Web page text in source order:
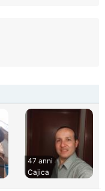
47 anni
Cajica